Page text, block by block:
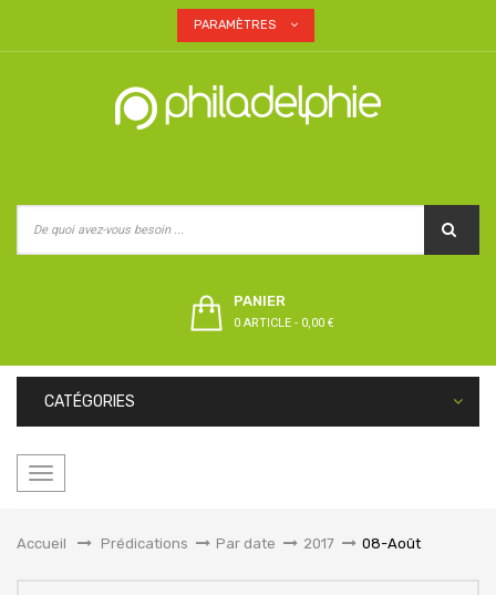
PARAMÈTRES
PANIER
0 ARTICLE - 0,00 €
CATÉGORIES
Basculer
Accueil
&gt;Prédications > Par date > 2017 > 08-Août